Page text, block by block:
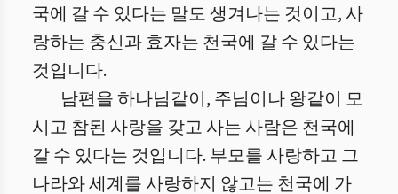
국에 갈 수 있다는 말도 생겨나는 것이고, 사
랑하는 충신과 효자는 천국에 갈 수 있다는
것입니다.
남편을 하나님같이, 주님이나 왕같이 모
시고 참된 사랑을 갖고 사는 사람은 천국에
갈 수 있다는 것입니다. 부모를 사랑하고 그
나라와 세계를 사랑하지 않고는 천국에 가